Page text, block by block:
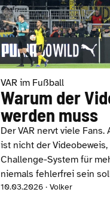
VAR im Fußball
Warum der
werden muss
Der VAR nervt viele
ist nicht der
Challenge-System für
niemals fehlerfrei sein
10.03.2026 · Volker